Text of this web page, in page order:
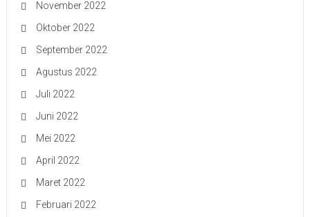
November 2022
Oktober 2022
September 2022
Agustus 2022
Juli 2022
Juni 2022
Mei 2022
April 2022
Maret 2022
Februari 2022